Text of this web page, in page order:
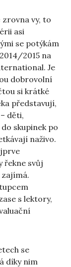
vy, to
asi
se potýkám
2015 na
Je
dobrovolní
si krátké
představují,
děti,
skupinek po
naživo.
řekne svůj
zajímá.
s lektory,
se
díky nim